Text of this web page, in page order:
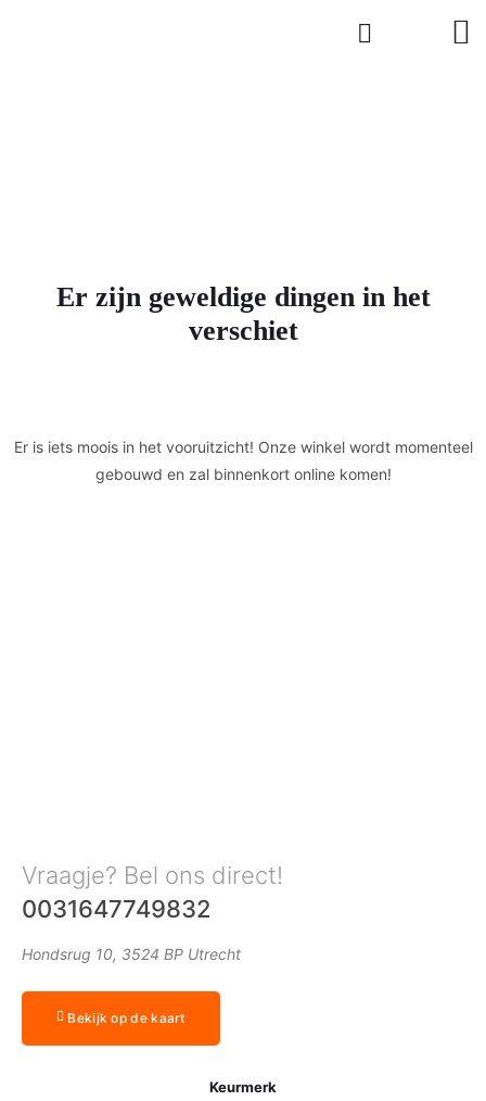
Er zijn geweldige dingen in het
verschiet
Er is iets moois in het vooruitzicht! Onze winkel wordt momenteel
gebouwd en zal binnenkort online komen!
Vraagje? Bel ons direct!
0031647749832
Hondsrug 10, 3524 BP Utrecht
Bekijk op de kaart
Keurmerk